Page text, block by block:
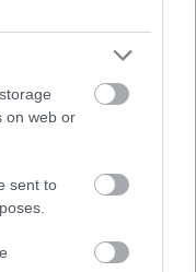
on web or
sent to